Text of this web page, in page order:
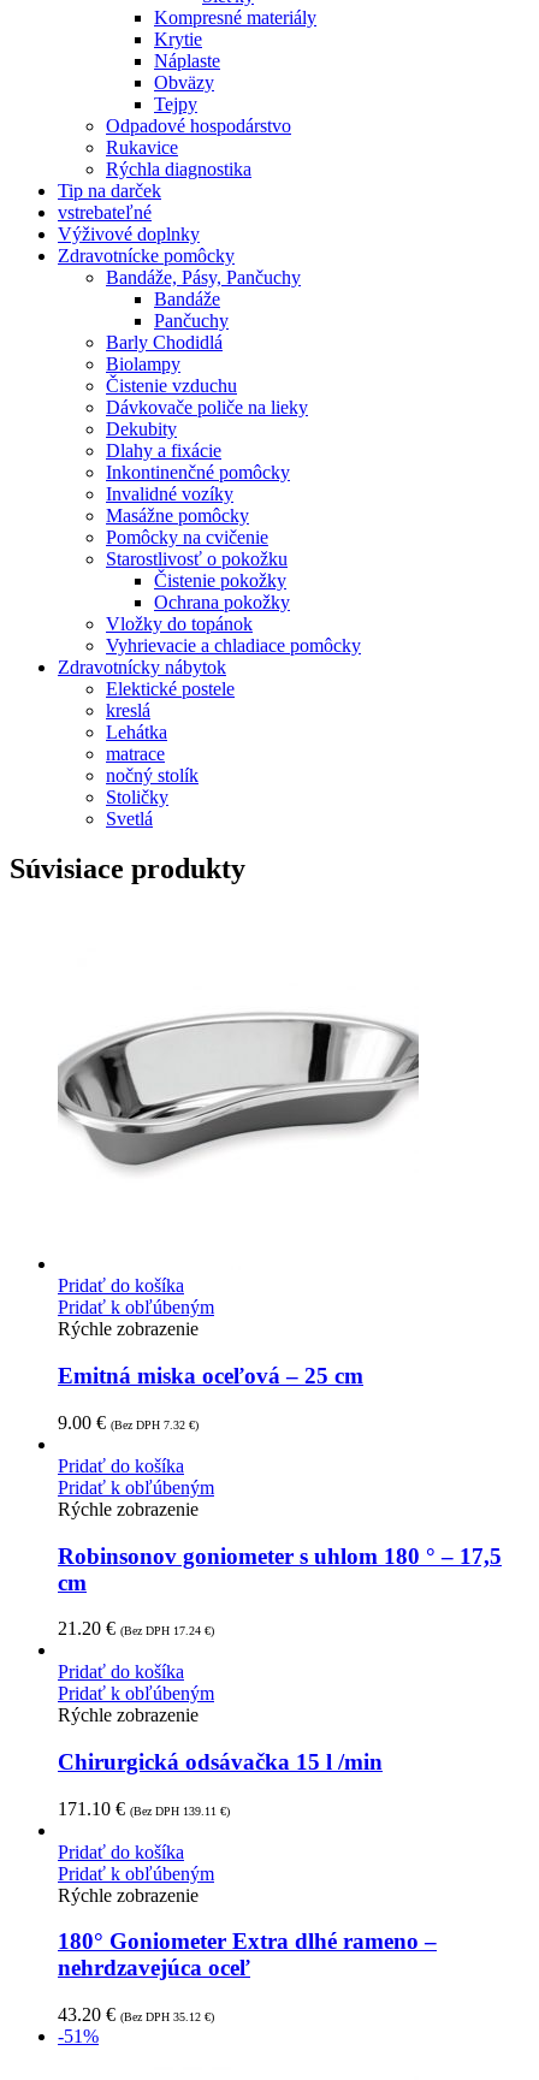
Kompresné materiály
Krytie
Náplaste
Obväzy
Tejpy
Odpadové hospodárstvo
Rukavice
Rýchla diagnostika
Tip na darček
vstrebateľné
Výživové doplnky
Zdravotnícke pomôcky
Bandáže, Pásy, Pančuchy
Bandáže
Pančuchy
Barly Chodidlá
Biolampy
Čistenie vzduchu
Dávkovače poliče na lieky
Dekubity
Dlahy a fixácie
Inkontinenčné pomôcky
Invalidné vozíky
Masážne pomôcky
Pomôcky na cvičenie
Starostlivosť o pokožku
Čistenie pokožky
Ochrana pokožky
Vložky do topánok
Vyhrievacie a chladiace pomôcky
Zdravotnícky nábytok
Elektické postele
kreslá
Lehátka
matrace
nočný stolík
Stoličky
Svetlá
Súvisiace produkty
Pridať do košíka
Pridať k obľúbeným
Rýchle zobrazenie
Emitná miska oceľová – 25 cm
9.00 € (Bez DPH 7.32 €)
Pridať do košíka
Pridať k obľúbeným
Rýchle zobrazenie
Robinsonov goniometer s uhlom 180 ° – 17,5
cm
21.20 € (Bez DPH 17.24 €)
Pridať do košíka
Pridať k obľúbeným
Rýchle zobrazenie
Chirurgická odsávačka 15 l /min
171.10 € (Bez DPH 139.11 €)
Pridať do košíka
Pridať k obľúbeným
Rýchle zobrazenie
180° Goniometer Extra dlhé rameno –
nehrdzavejúca oceľ
43.20 € (Bez DPH 35.12 €)
-51%